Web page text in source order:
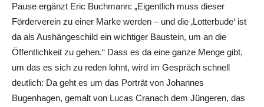
Pause ergänzt Eric Buchmann: „Eigentlich muss dieser
Förderverein zu einer Marke werden – und die ‚Lotterbude‘ ist
da als Aushängeschild ein wichtiger Baustein, um an die
Öffentlichkeit zu gehen.“ Dass es da eine ganze Menge gibt,
um das es sich zu reden lohnt, wird im Gespräch schnell
deutlich: Da geht es um das Porträt von Johannes
Bugenhagen, gemalt von Lucas Cranach dem Jüngeren, das